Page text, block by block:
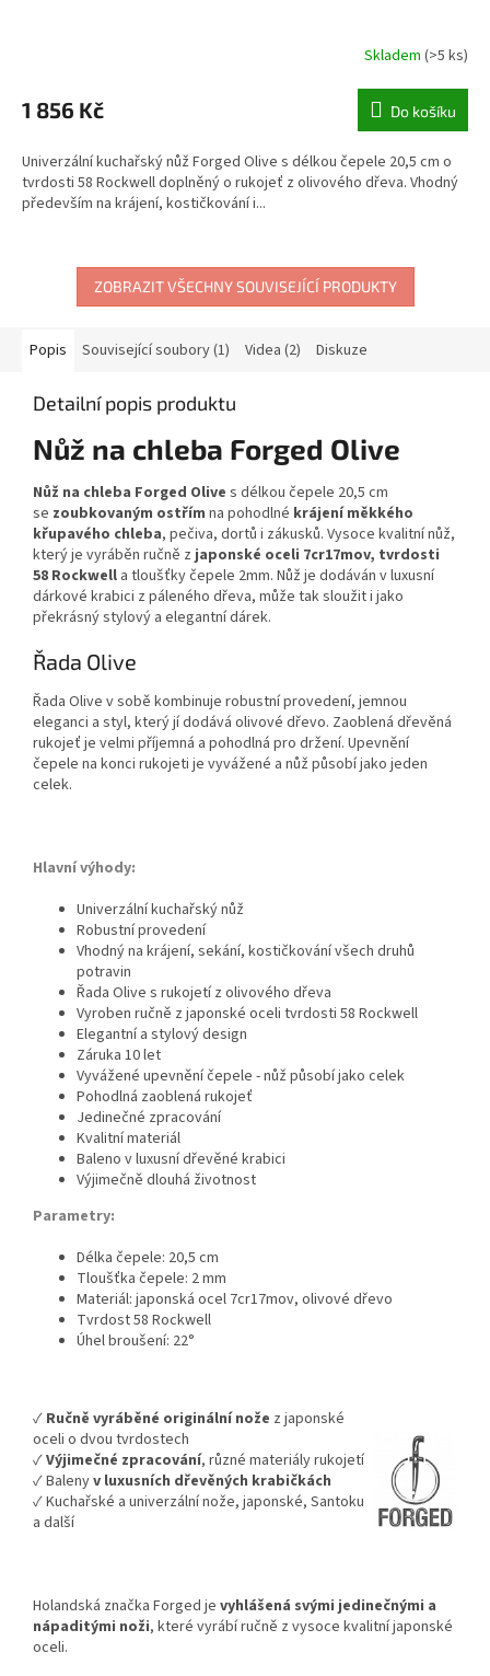
Skladem (>5 ks)
1 856 Kč Do košíku
Univerzální kuchařský nůž Forged Olive s délkou čepele 20,5 cm o
tvrdosti 58 Rockwell doplněný o rukojeť z olivového dřeva. Vhodný
především na krájení, kostičkování i...
ZOBRAZIT VŠECHNY SOUVISEJÍCÍ PRODUKTY
Popis Související soubory (1) Videa (2) Diskuze
Detailní popis produktu
Nůž na chleba Forged Olive
Nůž na chleba Forged Olive s délkou čepele 20,5 cm
se zoubkovaným ostřím na pohodlné krájení měkkého
křupavého chleba, pečiva, dortů i zákusků. Vysoce kvalitní nůž,
který je vyráběn ručně zjaponské oceli 7cr17mov, tvrdosti
58 Rockwell a tloušťky čepele 2mm. Nůž je dodáván v luxusní
dárkové krabici z páleného dřeva, může tak sloužit i jako
překrásný stylový a elegantní dárek.
Řada Olive
Řada Olive v sobě kombinuje robustní provedení, jemnou
eleganci a styl, který jí dodává olivové dřevo. Zaoblená dřevěná
rukojeť je velmi příjemná a pohodlná pro držení. Upevnění
čepele na konci rukojeti je vyvážené a nůž působí jako jeden
celek.
Hlavní výhody:
Univerzální kuchařský nůž
Robustní provedení
Vhodný na krájení, sekání, kostičkování všech druhů
potravin
Řada Olive s rukojetí z olivového dřeva
Vyroben ručně z japonské oceli tvrdosti 58 Rockwell
Elegantní a stylový design
Záruka 10 let
Vyvážené upevnění čepele - nůž působí jako celek
Pohodlná zaoblená rukojeť
Jedinečné zpracování
Kvalitní materiál
Baleno v luxusní dřevěné krabici
Výjimečně dlouhá životnost
Parametry:
Délka čepele: 20,5 cm
Tloušťka čepele: 2 mm
Materiál: japonská ocel 7cr17mov, olivové dřevo
Tvrdost 58 Rockwell
Úhel broušení: 22°
✓ Ručně vyráběné originální nože z japonské
oceli o dvou tvrdostech
✓Výjimečné zpracování, různé materiály rukojetí
✓ Balenyv luxusních dřevěných krabičkách
✓ Kuchařské a univerzální nože, japonské, Santoku
a další
Holandská značka Forged je vyhlášená svými jedinečnými a
nápaditými noži, které vyrábí ručně z vysoce kvalitní japonské
oceli.